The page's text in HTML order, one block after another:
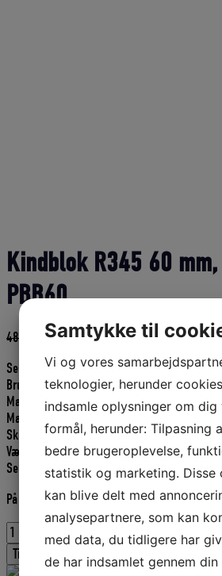
Kindblok R345 60
PBB60
485,00 DKK Den
pris
var:
485,00 DKK.
436,50DKKDen
aktuelle
pris
er:
436,50 DKK.
Seldén Kindblok R345 PBB60
Brudstyrke kg 2000
Max arb.belast. kg 1000
Max line Ø 14mm
Skrue Ø mm M6 x 3 (ikke inkl)
Vægt g 144
Seldéns art.nr. 406-001-16R
På fjernlager
Kindblok
R345
60
Tilføj til kurv
Samtykke til
Vi og vores
teknologier, herunder
indsamle oplysninger om
formål, herunder: Tilpasning
bedre brugeroplevelse,
statistik og marketing. Disse
kan blive delt med
analysepartnere, som kan
med data, du tidligere har
de har indsamlet gennem